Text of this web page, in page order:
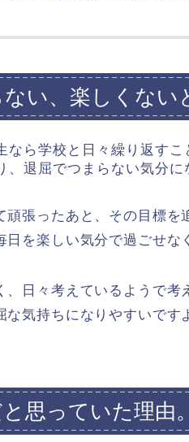
い、楽しくない
なら学校と日々繰り返すこ
、退屈でつまらない気分に
頑張ったあと、その目標を
日を楽しい気分で過ごせな
、日々考えているようで考
気持ちになりやすいです
思っていた理由。